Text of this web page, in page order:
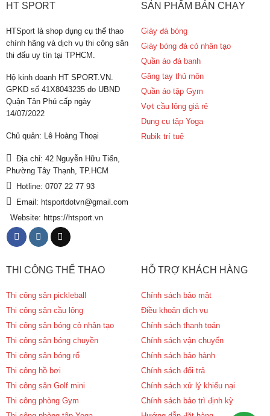
HT SPORT
HTSport là shop dụng cụ thể thao
chính hãng và dịch vụ thi công sân
thi đấu uy tín tại TPHCM.
Hộ kinh doanh HT SPORT.VN.
GPKD số 41X8043235 do UBND
Quận Tân Phú cấp ngày
14/07/2022
Chủ quản: Lê Hoàng Thoại
Địa chỉ: 42 Nguyễn Hữu Tiến,
Phường Tây Thạnh, TP.HCM
Hotline: 0707 22 77 93
Email: htsportdotvn@gmail.com
Website: https://htsport.vn
SẢN PHẨM BÁN CHẠY
Giày đá bóng
Giày bóng đá cỏ nhân tạo
Quần áo đá banh
Găng tay thủ môn
Quần áo tập Gym
Vợt cầu lông giá rẻ
Dụng cụ tập Yoga
Rubik trí tuệ
THI CÔNG THỂ THAO
Thi công sân pickleball
Thi công sân cầu lông
Thi công sân bóng cỏ nhân tạo
Thi công sân bóng chuyền
Thi công sân bóng rổ
Thi công hồ bơi
Thi công sân Golf mini
Thi công phòng Gym
HỖ TRỢ KHÁCH HÀNG
Chính sách bảo mật
Điều khoản dịch vụ
Chính sách thanh toán
Chính sách vận chuyển
Chính sách bảo hành
Chính sách đổi trả
Chính sách xử lý khiếu nại
Chính sách bảo trì định kỳ